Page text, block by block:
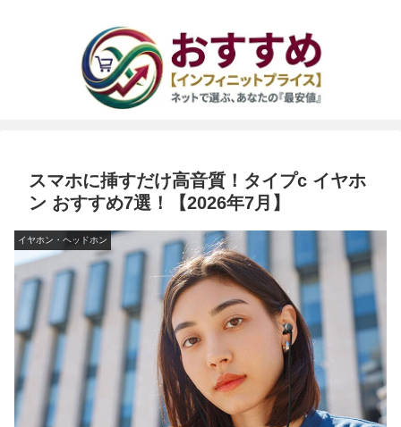
スマホに挿すだけ高音質！タイプc イヤホ
ン おすすめ7選！【2026年7月】
イヤホン・ヘッドホン